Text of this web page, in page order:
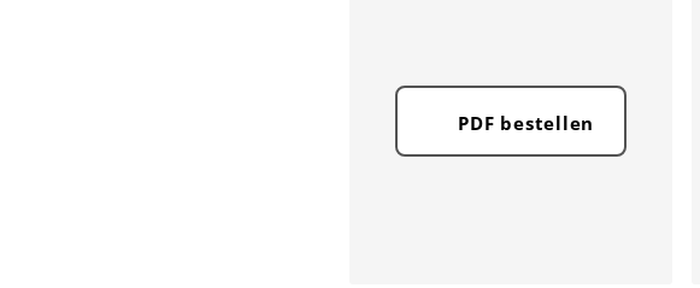
PDF bestellen